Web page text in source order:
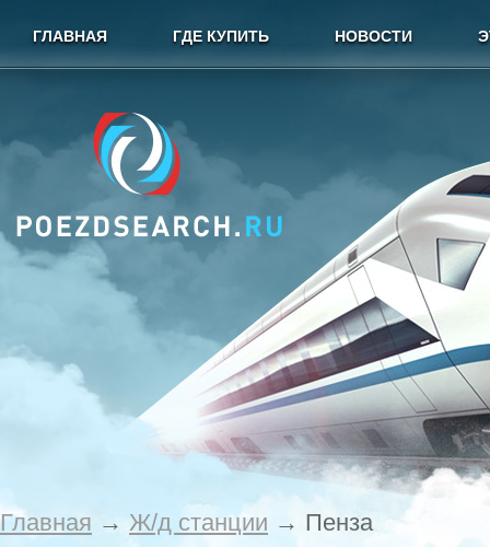
ГЛАВНАЯ ГДЕ КУПИТЬ НОВОСТИ
Главная →Ж/д станции → Пенза